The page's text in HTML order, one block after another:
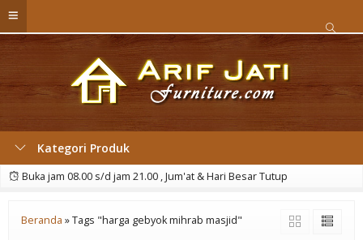
Kategori Produk
Buka jam 08.00 s/d jam 21.00 , Jum'at & Hari Besar Tutup
Beranda »Tags "harga gebyok mihrab masjid"